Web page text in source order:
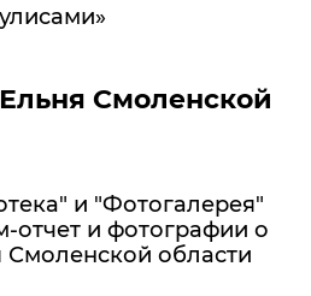
Смоленской
и "Фотогалерея"
и фотографии о
Смоленской области